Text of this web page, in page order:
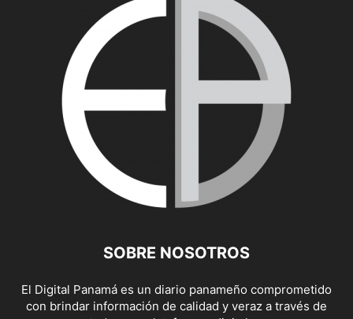
SOBRE NOSOTROS
El Digital Panamá es un diario panameño comprometido
con brindar información de calidad y veraz a través de